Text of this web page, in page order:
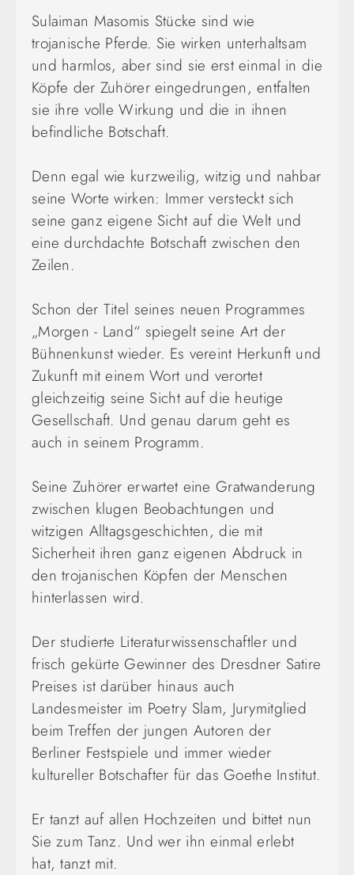
Sulaiman Masomis Stücke sind wie
trojanische Pferde. Sie wirken unterhaltsam
und harmlos, aber sind sie erst einmal in die
Köpfe der Zuhörer eingedrungen, entfalten
sie ihre volle Wirkung und die in ihnen
befindliche Botschaft.
Denn egal wie kurzweilig, witzig und nahbar
seine Worte wirken: Immer versteckt sich
seine ganz eigene Sicht auf die Welt und
eine durchdachte Botschaft zwischen den
Zeilen.
Schon der Titel seines neuen Programmes
„Morgen - Land“ spiegelt seine Art der
Bühnenkunst wieder. Es vereint Herkunft und
Zukunft mit einem Wort und verortet
gleichzeitig seine Sicht auf die heutige
Gesellschaft. Und genau darum geht es
auch in seinem Programm.
Seine Zuhörer erwartet eine Gratwanderung
zwischen klugen Beobachtungen und
witzigen Alltagsgeschichten, die mit
Sicherheit ihren ganz eigenen Abdruck in
den trojanischen Köpfen der Menschen
hinterlassen wird.
Der studierte Literaturwissenschaftler und
frisch gekürte Gewinner des Dresdner Satire
Preises ist darüber hinaus auch
Landesmeister im Poetry Slam, Jurymitglied
beim Treffen der jungen Autoren der
Berliner Festspiele und immer wieder
kultureller Botschafter für das Goethe Institut.
Er tanzt auf allen Hochzeiten und bittet nun
Sie zum Tanz. Und wer ihn einmal erlebt
hat, tanzt mit.